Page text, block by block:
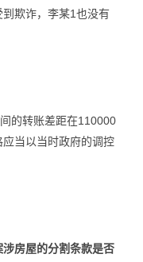
欺诈，李某1也没有
的转账差距在110000
当以当时政府的调控
房屋的分割条款是否